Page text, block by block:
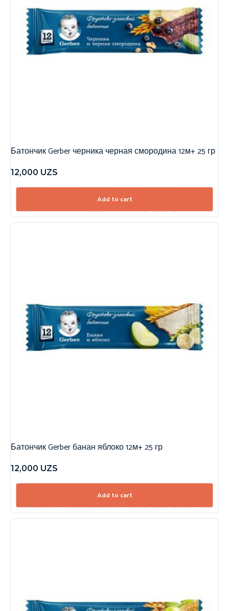
Батончик Gerber черника черная смородина 12м+ 25 гр
12,000 UZS
Add to cart
Батончик Gerber банан яблоко 12м+ 25 гр
12,000 UZS
Add to cart